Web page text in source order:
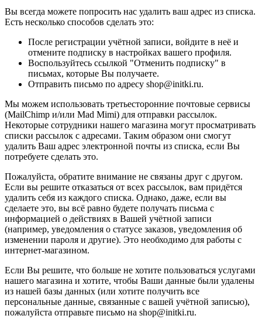
Вы всегда можете попросить нас удалить ваш адрес из списка.
Есть несколько способов сделать это:
После регистрации учётной записи, войдите в неё и
отмените подписку в настройках вашего профиля.
Воспользуйтесь ссылкой "Отменить подписку" в
письмах, которые Вы получаете.
Отправить письмо по адресу shop@initki.ru.
Мы можем использовать третьесторонние почтовые сервисы
(MailChimp и/или Mad Mimi) для отправки рассылок.
Некоторые сотрудники нашего магазина могут просматривать
списки рассылок с адресами. Таким образом они смогут
удалить Ваш адрес электронной почты из списка, если Вы
потребуете сделать это.
Пожалуйста, обратите внимание не связаны друг с другом.
Если вы решите отказаться от всех рассылок, вам придётся
удалить себя из каждого списка. Однако, даже, если вы
сделаете это, вы всё равно будете получать письма с
информацией о действиях в Вашей учётной записи
(например, уведомления о статусе заказов, уведомления об
изменении пароля и другие). Это необходимо для работы с
интернет-магазином.
Если Вы решите, что больше не хотите пользоваться услугами
нашего магазина и хотите, чтобы Ваши данные были удалены
из нашей базы данных (или хотите получить все
персональные данные, связанные с вашей учётной записью),
пожалуйста отправьте письмо на shop@initki.ru.